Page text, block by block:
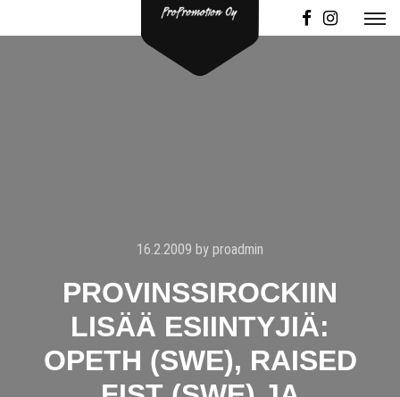
16.2.2009 by proadmin
PROVINSSIROCKIIN
LISÄÄ ESIINTYJIÄ:
OPETH (SWE), RAISED